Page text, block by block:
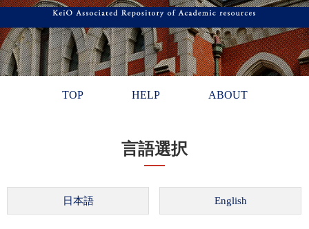
TOP HELP ABOUT
言語選択